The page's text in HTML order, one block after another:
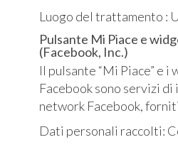
Luogo del trattamento :
Pulsante Mi Piace e
(Facebook, Inc.)
Il pulsante “Mi Piace” e i
Facebook sono servizi
network Facebook,
Dati personali raccolti: